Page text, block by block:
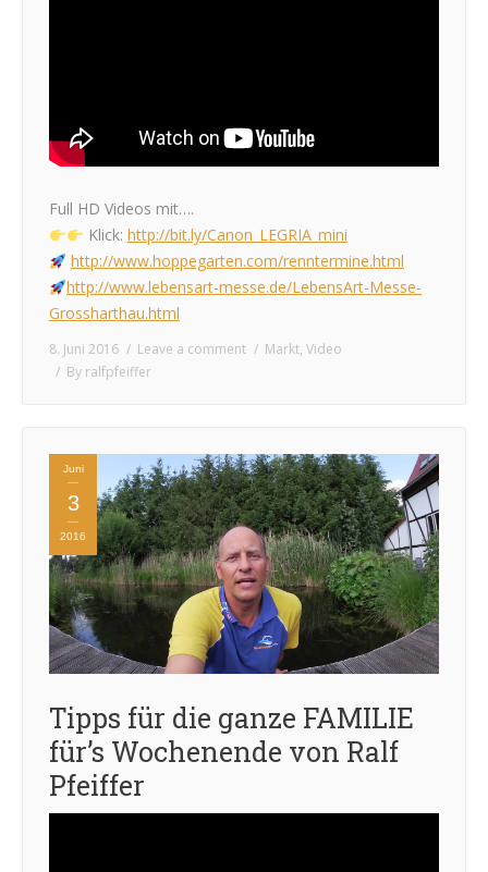
Full HD Videos mit….
Klick: http://bit.ly/Canon_LEGRIA_mini
http://www.hoppegarten.com/renntermine.html
http://www.lebensart-messe.de/LebensArt-Messe-
Grossharthau.html
8. Juni 2016 Leave a comment Markt, Video
By ralfpfeiffer
Juni
3
2016
Tipps für die ganze FAMILIE
für’s Wochenende von Ralf
Pfeiffer